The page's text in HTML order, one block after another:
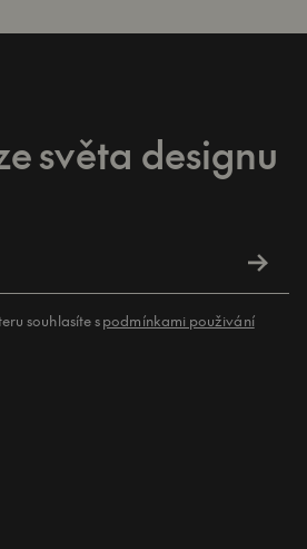
světa designu
souhlasíte spodmínkami použivání